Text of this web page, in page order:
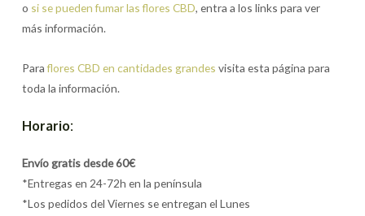
o si se pueden fumar las flores CBD, entra a los links para ver
más información.
Paraflores CBD en cantidades grandes visita esta página para
toda la información.
Horario:
Envío gratis desde 60€
*Entregas en 24-72h en la península
*Los pedidos del Viernes se entregan el Lunes